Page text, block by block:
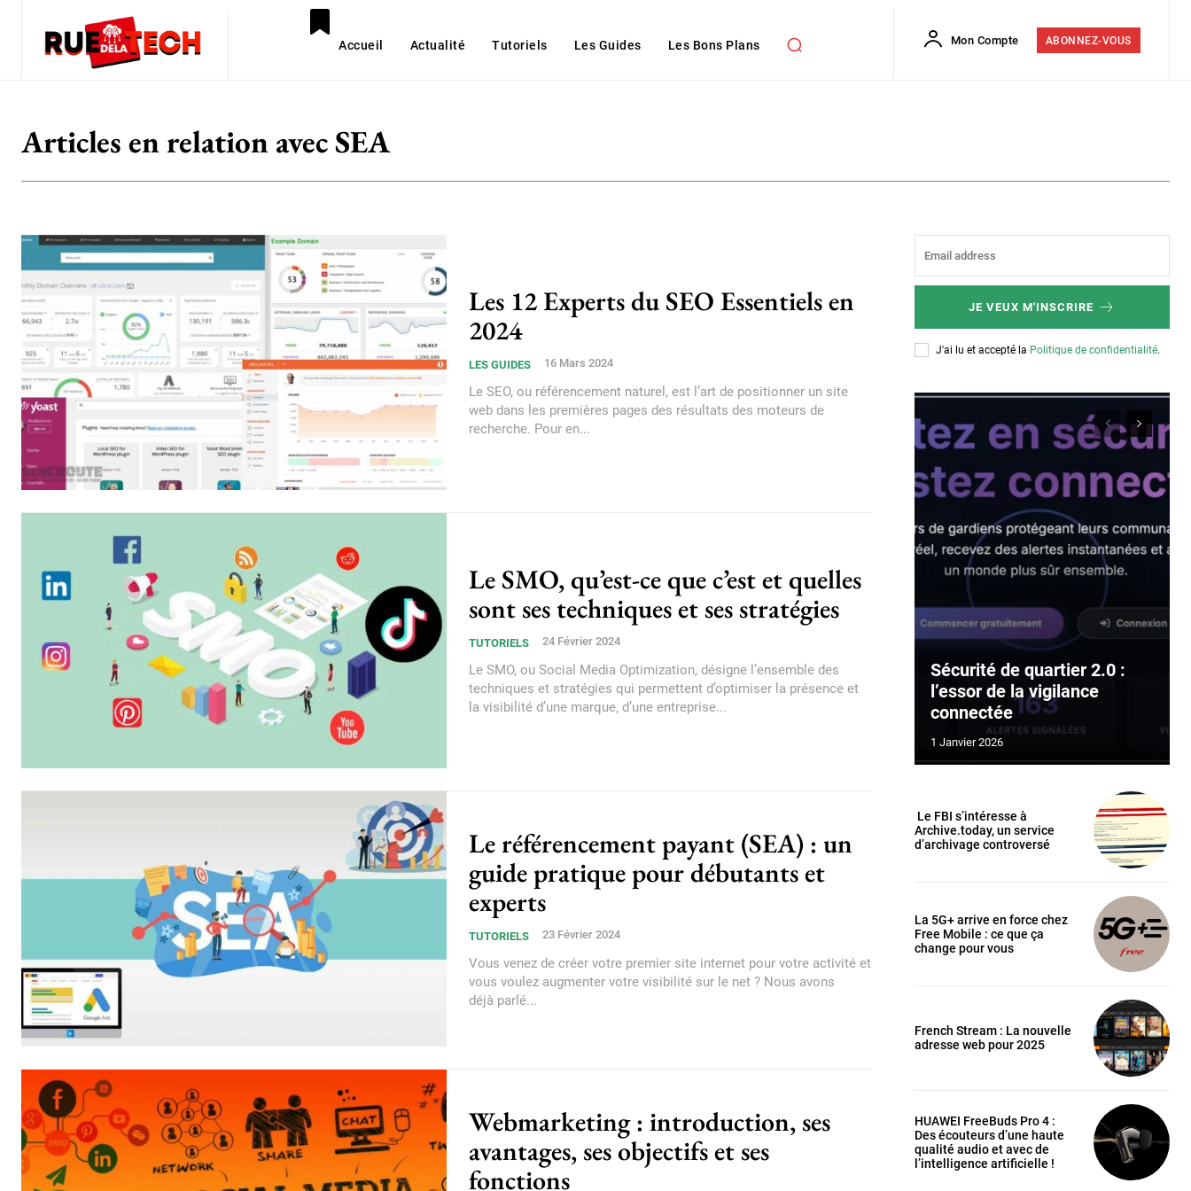
Accueil Actualité Tutoriels Les Guides Les Bons Plans Mon Compte ABONNEZ-VOUS
Articles en relation avecSEA
Les 12 Experts du SEO Essentiels en
2024
LES GUIDES 16 Mars 2024
Le SEO, ou référencement naturel, est l’art de positionner un site
web dans les premières pages des résultats des moteurs de
recherche. Pour en...
Le SMO, qu’est-ce que c’est et quelles
sont ses techniques et ses stratégies
TUTORIELS 24 Février 2024
Le SMO, ou Social Media Optimization, désigne l’ensemble des
techniques et stratégies qui permettent d’optimiser la présence et
la visibilité d’une marque, d’une entreprise...
Le référencement payant (SEA) : un
guide pratique pour débutants et
experts
TUTORIELS 23 Février 2024
Vous venez de créer votre premier site internet pour votre activité et
vous voulez augmenter votre visibilité sur le net ? Nous avons
déjà parlé...
Webmarketing : introduction, ses
avantages, ses objectifs et ses
fonctions
JE VEUX M'INSCRIRE
J'ai lu et accepté la Politique de confidentialité.
Sécurité de quartier 2.0 :
l’essor de la vigilance
connectée
1 Janvier 2026
Le FBI s’intéresse à
Archive.today, un service
d’archivage controversé
La 5G+ arrive en force chez
Free Mobile : ce que ça
change pour vous
French Stream : La nouvelle
adresse web pour 2025
HUAWEI FreeBuds Pro 4 :
Des écouteurs d’une haute
qualité audio et avec de
l’intelligence artificielle !